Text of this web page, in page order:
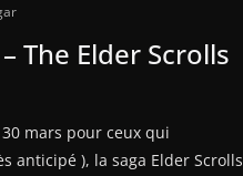
The Elder Scrolls
mars pour ceux qui
anticipé ), la saga Elder Scrolls